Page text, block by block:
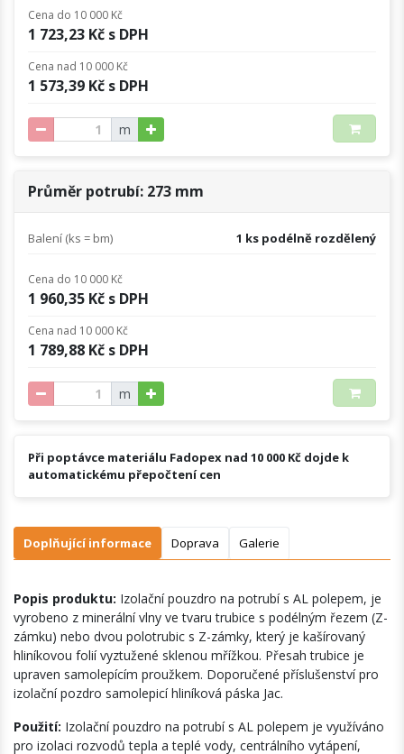
Cena do 10 000 Kč
1 723,23 Kč s DPH
Cena nad 10 000 Kč
1 573,39 Kč s DPH
m
Průměr potrubí: 273 mm
Balení (ks = bm) 1 ks podélně rozdělený
Cena do 10 000 Kč
1 960,35 Kč s DPH
Cena nad 10 000 Kč
1 789,88 Kč s DPH
m
Při poptávce materiálu Fadopex nad 10 000 Kč dojde k
automatickému přepočtení cen
Doplňující informace Doprava Galerie
Popis produktu: Izolační pouzdro na potrubí s AL polepem, je
vyrobeno z minerální vlny ve tvaru trubice s podélným řezem (Z-
zámku) nebo dvou polotrubic s Z-zámky, který je kašírovaný
hliníkovou folií vyztužené sklenou mřížkou. Přesah trubice je
upraven samolepícím proužkem. Doporučené příslušenství pro
izolační pozdro samolepicí hliníková páska Jac.
Použití: Izolační pouzdro na potrubí s AL polepem je využíváno
pro izolaci rozvodů tepla a teplé vody, centrálního vytápení,